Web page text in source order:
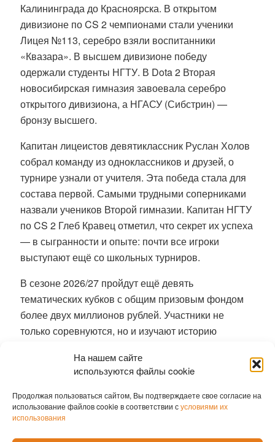
На нашем сайте
используются файлы cookie
Продолжая пользоваться сайтом, Вы подтверждаете свое согласие на
использование файлов cookie в соответствии сусловиями их
использования
Калининграда до Красноярска. В открытом
дивизионе по CS 2 чемпионами стали ученики
Лицея №113, серебро взяли воспитанники
«Квазара». В высшем дивизионе победу
одержали студенты НГТУ. В Dota 2 Вторая
новосибирская гимназия завоевала серебро
открытого дивизиона, а НГАСУ (Сибстрин) —
бронзу высшего.
Капитан лицеистов девятиклассник Руслан Холов
собрал команду из одноклассников и друзей, о
турнире узнали от учителя. Эта победа стала для
состава первой. Самыми трудными соперниками
назвали учеников Второй гимназии. Капитан НГТУ
по CS 2 Глеб Кравец отметил, что секрет их успеха
— в сыгранности и опыте: почти все игроки
выступают ещё со школьных турниров.
В сезоне 2026/27 пройдут ещё девять
тематических кубков с общим призовым фондом
более двух миллионов рублей. Участники не
только соревнуются, но и изучают историю
шестиклассники на международной олимпиаде.